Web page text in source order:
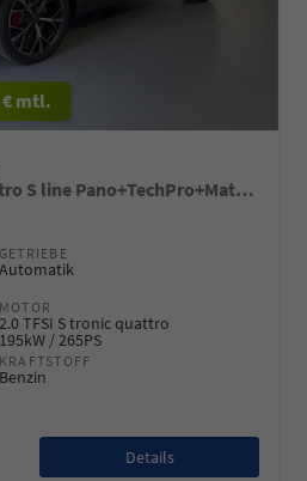
€ mtl.
NEU TFSI 265 PS quattro S line Pano+TechPro+Matrix+AHK+HUD+Alu20+KlimaPlus+DCC+SONOS
GETRIEBE
Automatik
MOTOR
2.0 TFSI S tronic quattro
195kW / 265PS
KRAFTSTOFF
Benzin
Details